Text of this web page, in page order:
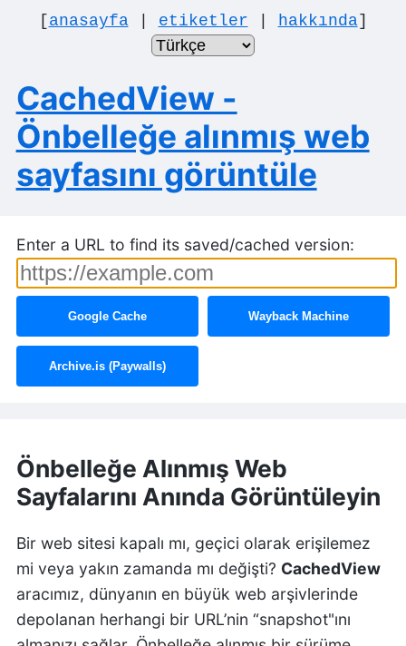
[anasayfa| etiketler hakkında]
CachedView -
Önbelleğe alınmış web
sayfasını görüntüle
Enter a URL to find its saved/cached version:
Google Cache Wayback Machine
Archive.is (Paywalls)
Önbelleğe Alınmış Web
Sayfalarını Anında Görüntüleyin
Bir web sitesi kapalı mı, geçici olarak erişilemez
mi veya yakın zamanda mı değişti? CachedView
aracımız, dünyanın en büyük web arşivlerinde
depolanan herhangi bir URL’nin “snapshot"ını